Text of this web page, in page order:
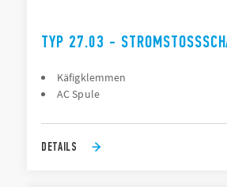
TYP 27.03 -
Käfigklemmen
AC Spule
DETAILS